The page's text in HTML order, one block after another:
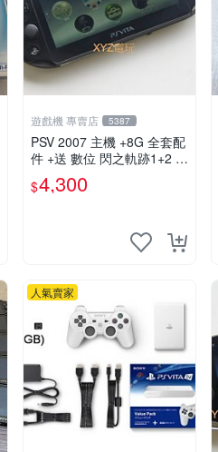
遊戲機 專賣店 5387
PSV 2007 主機 +8G 全套配
件 +送 數位 閃之軌跡1+2 保
修一年 品質有保障
$4,300
人氣賣家